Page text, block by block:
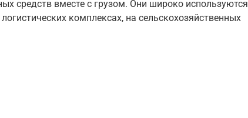
средств вместе с грузом. Они широко используются
комплексах, на сельскохозяйственных